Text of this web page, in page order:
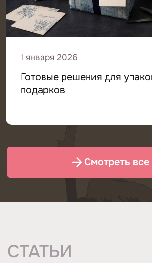
1 января 2026
Готовые решения для
подарков
Смотреть все
СТАТЬИ